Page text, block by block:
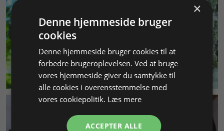
MILJØ & BÆREDYGTIGHED
×
Denne hjemmeside bruger
cookies
Denne hjemmeside bruger cookies til at
forbedre brugeroplevelsen. Ved at bruge
vores hjemmeside giver du samtykke til
alle cookies i overensstemmelse med
vores cookiepolitik. Læs mere
ACCEPTER ALLE